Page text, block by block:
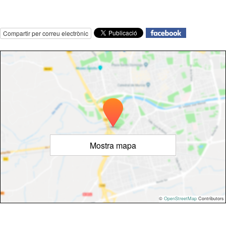
Compartir per correu electrònic
Mostra mapa
© OpenStreetMap Contributors